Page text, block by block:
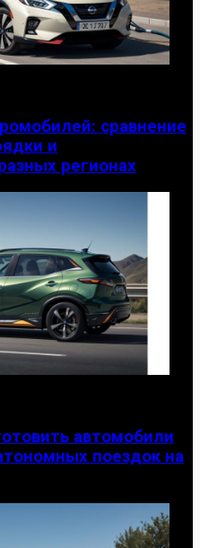
сравнение
и
регионах
автомобили
поездок на